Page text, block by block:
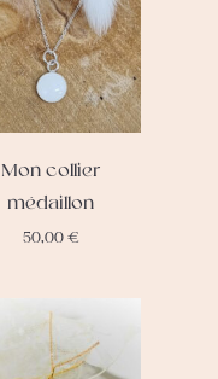
Mon collier
médaillon
50,00€